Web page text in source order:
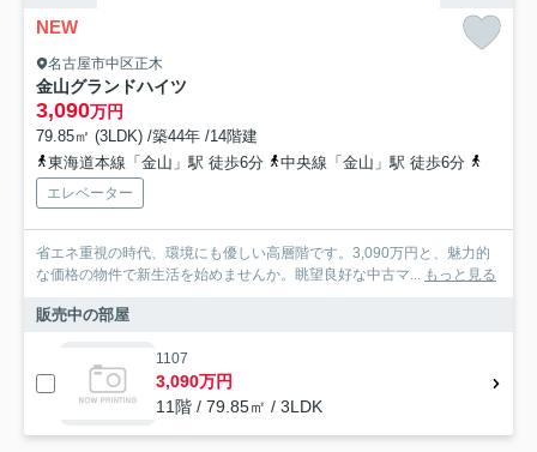
NEW
名古屋市中区正木
金山グランドハイツ
3,090万円
79.85㎡ (3LDK) /築44年 /14階建
東海道本線「金山」駅 徒歩6分
中央線「金山」駅 徒歩6分
エレベーター
省エネ重視の時代、環境にも優しい高層階です。3,090万円と、魅力的
な価格の物件で新生活を始めませんか。眺望良好な中古マ... もっと見る
販売中の部屋
1107
3,090万円
11階 / 79.85㎡ / 3LDK